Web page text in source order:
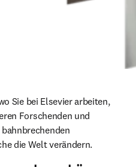
Sie bei Elsevier arbeiten,
Forschenden und
die Welt verändern.